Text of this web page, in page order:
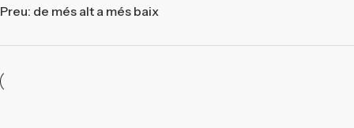
Preu: de més alt a més baix